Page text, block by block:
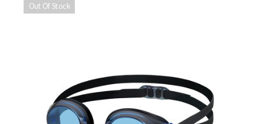
Out Of Stock